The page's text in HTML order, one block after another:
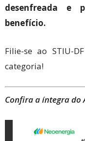
desenfreada e
benefício.
Filie-se ao STIU-
categoria!
Confira a íntegra do